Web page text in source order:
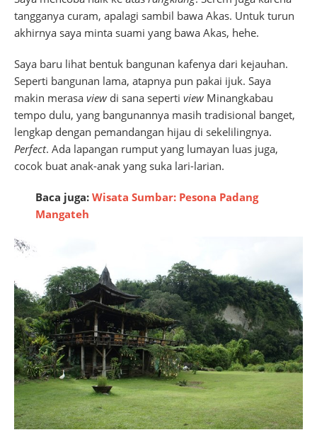
tangganya curam, apalagi sambil bawa Akas. Untuk turun
akhirnya saya minta suami yang bawa Akas, hehe.
Saya baru lihat bentuk bangunan kafenya dari kejauhan.
Seperti bangunan lama, atapnya pun pakai ijuk. Saya
makin merasa view di sana seperti view Minangkabau
tempo dulu, yang bangunannya masih tradisional banget,
lengkap dengan pemandangan hijau di sekelilingnya.
Perfect. Ada lapangan rumput yang lumayan luas juga,
cocok buat anak-anak yang suka lari-larian.
Baca juga: Wisata Sumbar: Pesona Padang
Mangateh